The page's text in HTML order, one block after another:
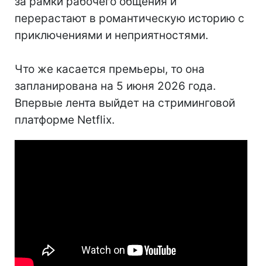
перерастают в романтическую историю с
приключениями и неприятностями.
Что же касается премьеры, то она
запланирована на 5 июня 2026 года.
Впервые лента выйдет на стриминговой
платформе Netflix.